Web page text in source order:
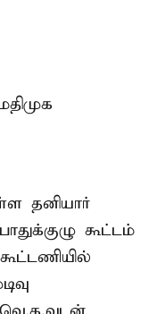
தனியார்
கூட்டம்